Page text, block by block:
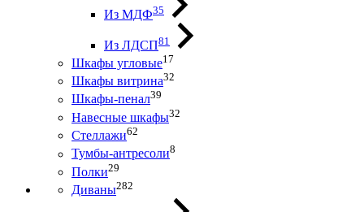
Из МДФ35
Из ЛДСП81
Шкафы угловые17
Шкафы витрина32
Шкафы-пенал39
Навесные шкафы32
Стеллажи62
Тумбы-антресоли8
Полки29
Диваны282